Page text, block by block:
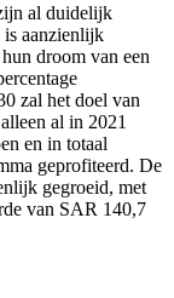
al duidelijk
is aanzienlijk
droom van een
zal het doel van
al in 2021
en in totaal
geprofiteerd. De
gegroeid, met
van SAR 140,7